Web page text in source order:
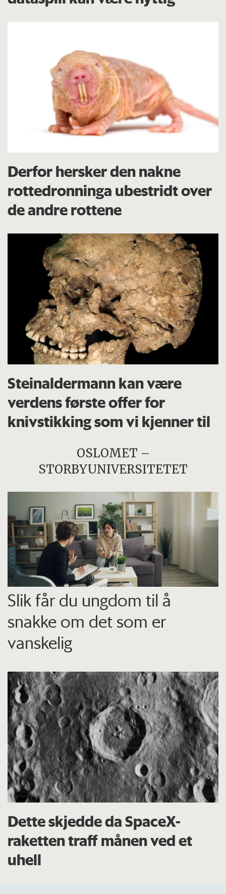
Derfor hersker den nakne
rottedronninga ubestridt over
de andre rottene
Steinaldermann kan være
verdens første offer for
knivstikking som vi kjenner til
OSLOMET –
STORBYUNIVERSITETET
Slik får du ungdom til å
snakke om det som er
vanskelig
Dette skjedde da SpaceX-
raketten traff månen ved et
uhell